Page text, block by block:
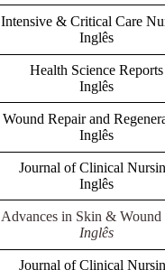
Intensive & Critical Care
Inglês
Health Science Reports
Inglês
Wound Repair and
Inglês
Journal of Clinical
Inglês
Advances in Skin & Wound
Inglês
Journal of Clinical